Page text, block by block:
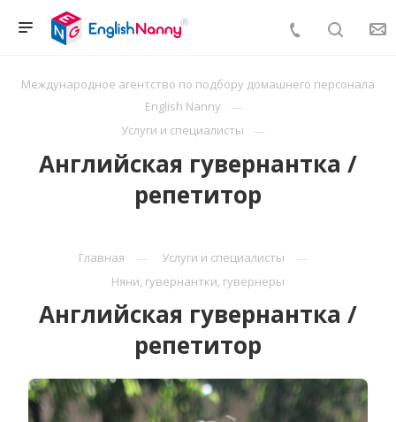
Международное агентство по подбору домашнего персонала
English Nanny
Услуги и специалисты
Английская гувернантка /
репетитор
Главная
Услуги и специалисты
Няни, гувернантки, гувернеры
Английская гувернантка /
репетитор